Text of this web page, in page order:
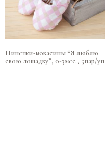
Пинетки-мокасины “Я люблю
свою лошадку”, 0-3мес., 5пар/уп